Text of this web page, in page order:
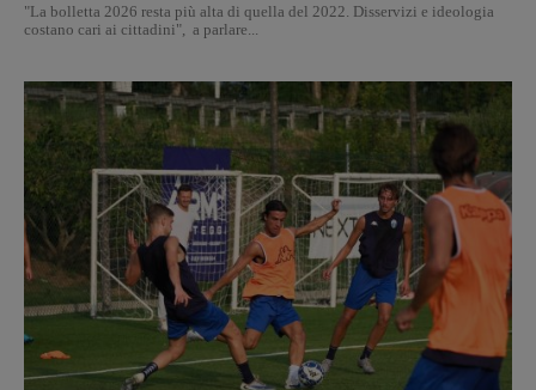
"La bolletta 2026 resta più alta di quella del 2022. Disservizi e ideologia
costano cari ai cittadini", a parlare...